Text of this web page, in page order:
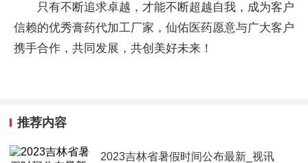
只有不断追求卓越，才能不断超越自我，成为客户
信赖的优秀膏药代加工厂家，仙佑医药愿意与广大客户
携手合作，共同发展，共创美好未来！
推荐内容
2023吉林省暑假时间公布最新_视讯